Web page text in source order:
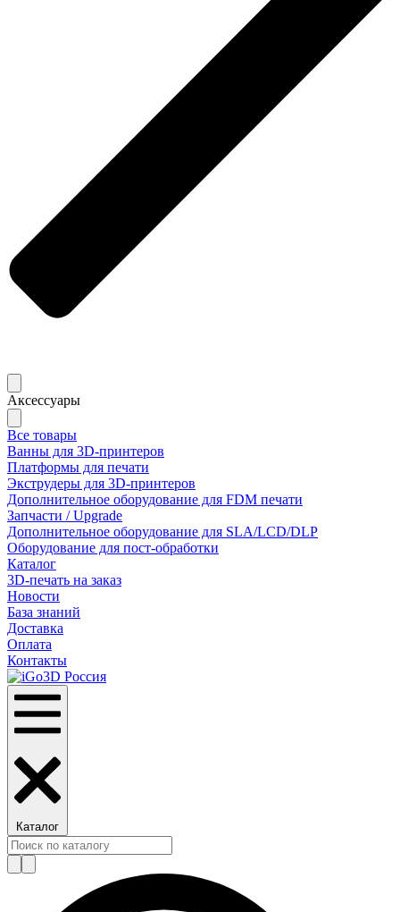
Аксессуары
Все товары
Ванны для 3D-принтеров
Платформы для печати
Экструдеры для 3D-принтеров
Дополнительное оборудование для FDM печати
Запчасти / Upgrade
Дополнительное оборудование для SLA/LCD/DLP
Оборудование для пост-обработки
Каталог
3D-печать на заказ
Новости
База знаний
Доставка
Оплата
Контакты
Каталог